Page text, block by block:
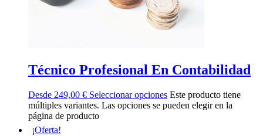
Técnico Profesional En Contabilidad
Desde 249,00 € Seleccionar opciones Este producto tiene
múltiples variantes. Las opciones se pueden elegir en la
página de producto
¡Oferta!